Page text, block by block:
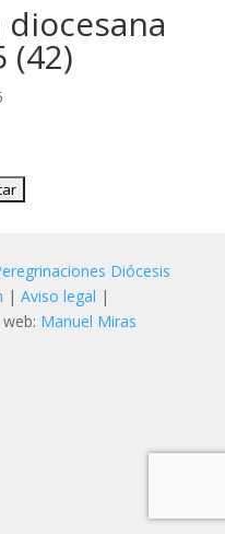
(42)
Diócesis
| Aviso legal |
Manuel Miras